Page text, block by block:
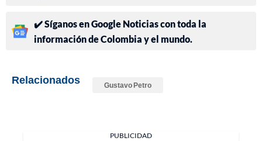
✔️ Síganos en Google Noticias con toda la
información de Colombia y el mundo.
Relacionados Gustavo Petro
PUBLICIDAD